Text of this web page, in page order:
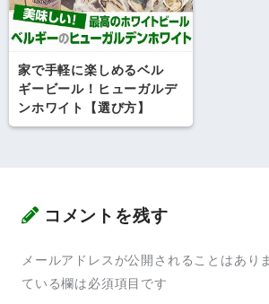
家で手軽に楽しめるベル
ギービール！ヒューガルデ
ンホワイト【選び方】
コメントを残す
メールアドレスが公開されることはあり
ている欄は必須項目です